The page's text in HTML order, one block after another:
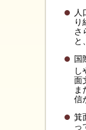
人
り
さ
と
国
し
面
ま
信
箕
っ